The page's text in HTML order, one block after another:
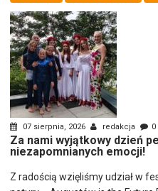
07 sierpnia, 2026 redakcja 0
Za nami wyjątkowy dzień
niezapomnianych emocji!
Z radością wzięliśmy udział w